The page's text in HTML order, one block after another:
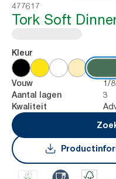
477617
Tork Soft
Kleur
Vouw 1/8
Aantal lagen 3
Kwaliteit